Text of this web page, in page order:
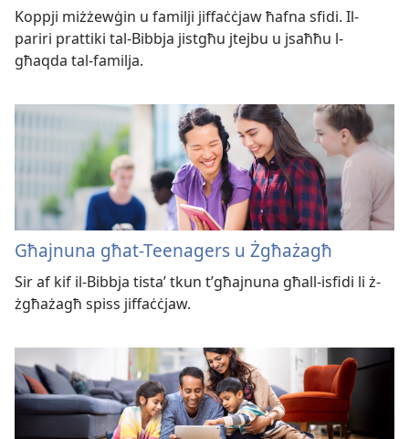
Koppji miżżewġin u familji jiffaċċjaw ħafna sfidi. Il-
pariri prattiki tal-Bibbja jistgħu jtejbu u jsaħħu l-
għaqda tal-familja.
Għajnuna għat-Teenagers u Żgħażagħ
Sir af kif il-Bibbja tistaʼ tkun t’għajnuna għall-isfidi li ż-
żgħażagħ spiss jiffaċċjaw.